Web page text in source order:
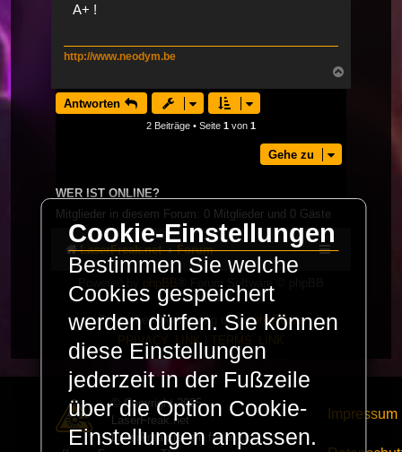
A+ !
http://www.neodym.be
oben
Antworten
2 Beiträge • Seite 1 von 1
Gehe zu
WER IST ONLINE?
Mitglieder in diesem Forum: 0 Mitglieder und 0 Gäste
LaserFreak.net Forum
Powered by phpBB
® Forum Software © phpBB
Limited
Deutsche Übersetzung durchphpBB.de
PRIVACY_LINK| TERMS_LINK
© Copyright 2025 -
LaserFreak.net
LaserFreak ist ein freies und
Impressum
Cookie-Einstellungen
Bestimmen Sie welche
Cookies gespeichert
werden dürfen. Sie können
diese Einstellungen
jederzeit in der Fußzeile
über die Option Cookie-
Einstellungen anpassen.